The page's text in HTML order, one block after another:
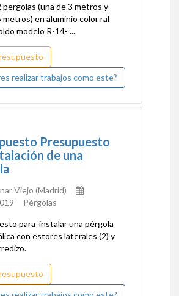
pergolas (una de 3 metros y
metros) en aluminio color ral
modelo R-14- ...
realizar trabajos como este?
Presupuesto
de una
Viejo (Madrid)
Pérgolas
para instalar una pérgola
con estores laterales (2) y